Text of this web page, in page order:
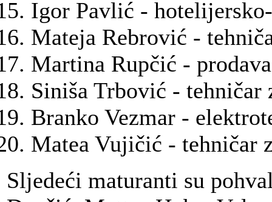
Igor Pavlić -
Mateja Rebrović -
Martina Rupčić -
Siniša Trbović - tehničar
Branko Vezmar -
Matea Vujičić - tehničar
Sljedeći maturanti su